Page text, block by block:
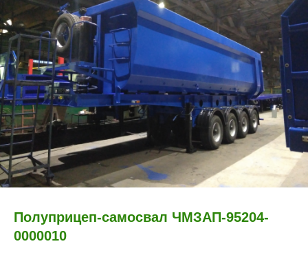
Полуприцеп-самосвал ЧМЗАП-95204-
0000010